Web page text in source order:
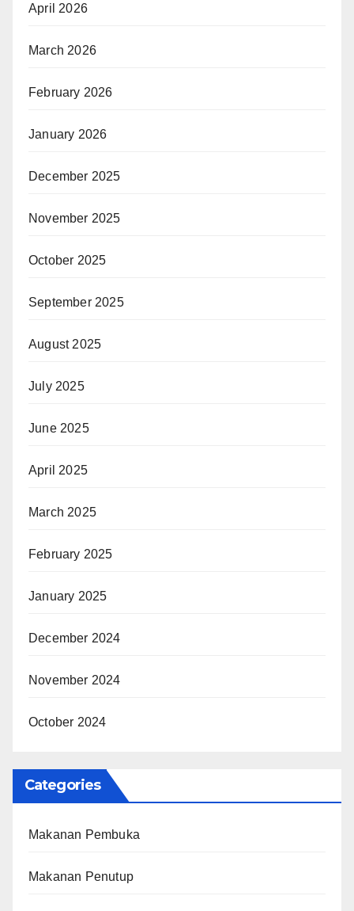
April 2026
March 2026
February 2026
January 2026
December 2025
November 2025
October 2025
September 2025
August 2025
July 2025
June 2025
April 2025
March 2025
February 2025
January 2025
December 2024
November 2024
October 2024
Categories
Makanan Pembuka
Makanan Penutup